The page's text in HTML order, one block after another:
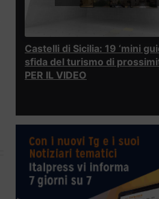
Castelli di Sicilia: 19 ‘mini
sfida del turismo di
PER IL VIDEO